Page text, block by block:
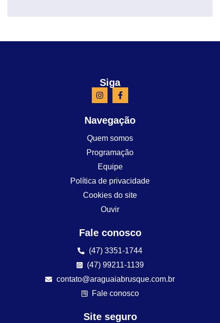
Siga
Navegação
Quem somos
Programação
Equipe
Política de privacidade
Cookies do site
Ouvir
Fale conosco
(47) 3351-1744
(47) 99211-1139
contato@araguaiabrusque.com.br
Fale conosco
Site seguro